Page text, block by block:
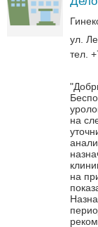
ул.
тел.
на
на